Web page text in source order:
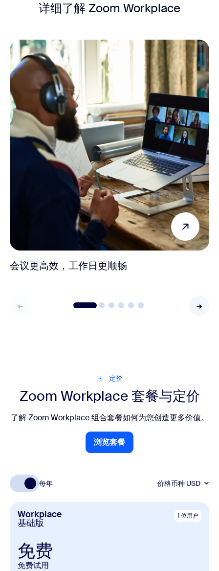
详细了解 Zoom Workplace
会议更高效，工作日更顺畅
定价
Zoom Workplace 套餐与定价
了解 Zoom Workplace 组合套餐如何为您创造更多价值。
浏览套餐
浏览套餐
每年 价格币种 USD
Workplace
基础版
1 位用户
免费
免费试用